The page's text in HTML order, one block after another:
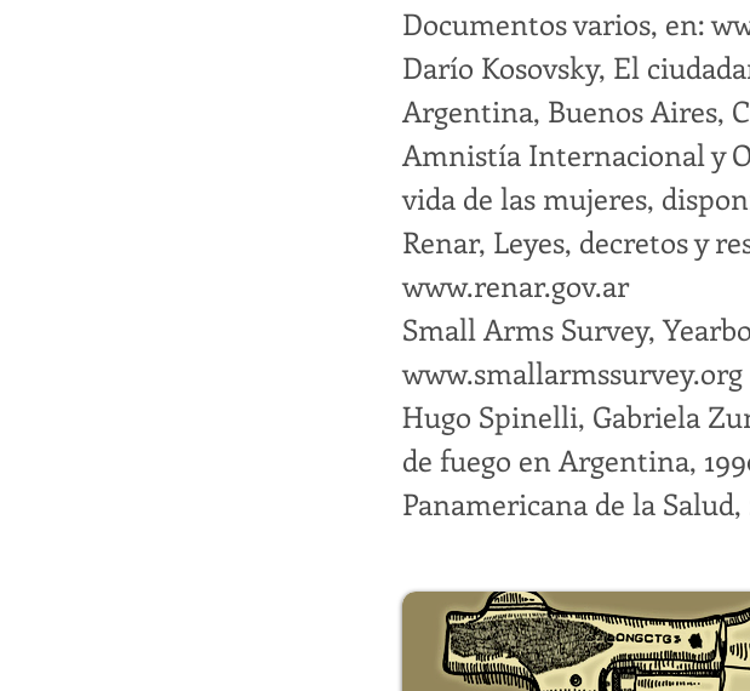
Documentos varios, en:
Darío Kosovsky, El
Argentina, Buenos Aires,
Amnistía Internacional y
vida de las mujeres,
Renar, Leyes, decretos y
www.renar.gov.ar
Small Arms Survey,
www.smallarmssurvey.org
Hugo Spinelli, Gabriela
de fuego en Argentina,
Panamericana de la Salud,